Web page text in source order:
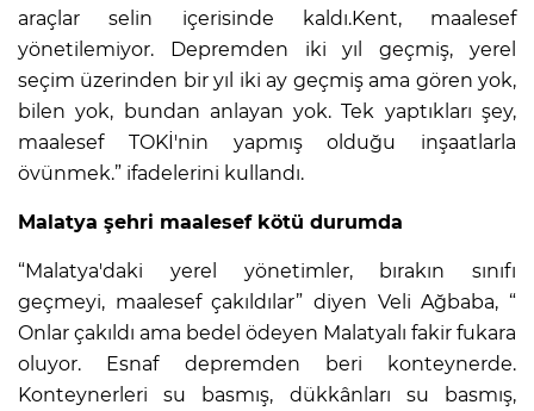
araçlar selin içerisinde kaldı.Kent, maalesef
yönetilemiyor. Depremden iki yıl geçmiş, yerel
seçim üzerinden bir yıl iki ay geçmiş ama gören yok,
bilen yok, bundan anlayan yok. Tek yaptıkları şey,
maalesef TOKİ'nin yapmış olduğu inşaatlarla
övünmek.” ifadelerini kullandı.
Malatya şehri maalesef kötü durumda
“Malatya'daki yerel yönetimler, bırakın sınıfı
geçmeyi, maalesef çakıldılar” diyen Veli Ağbaba, “
Onlar çakıldı ama bedel ödeyen Malatyalı fakir fukara
oluyor. Esnaf depremden beri konteynerde.
Konteynerleri su basmış, dükkânları su basmış,